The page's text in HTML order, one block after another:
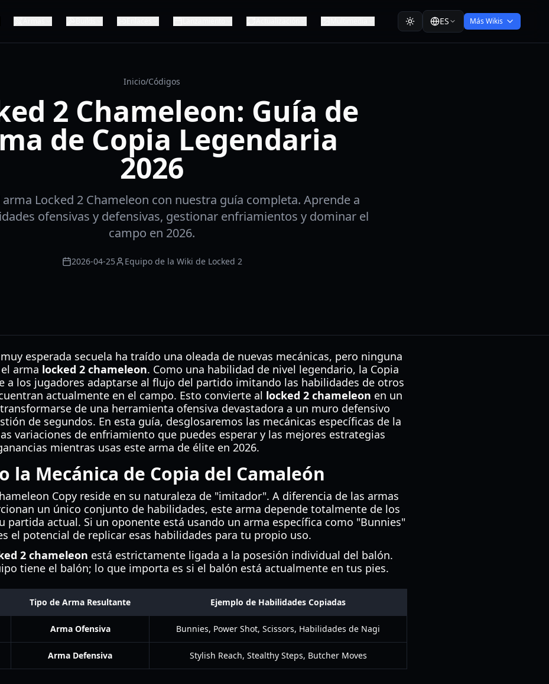
ES Más Wikis
Inicio/Códigos
2 Chameleon: Guía de
de Copia Legendaria
2026
Locked 2 Chameleon con nuestra guía completa. Aprende a
ofensivas y defensivas, gestionar enfriamientos y dominar el
campo en 2026.
2026-04-25 Equipo de la Wiki de Locked 2
esperada secuela ha traído una oleada de nuevas mecánicas, pero ninguna
arma locked 2 chameleon. Como una habilidad de nivel legendario, la Copia
a los jugadores adaptarse al flujo del partido imitando las habilidades de otros
actualmente en el campo. Esto convierte al locked 2 chameleon en un
de una herramienta ofensiva devastadora a un muro defensivo
de segundos. En esta guía, desglosaremos las mecánicas específicas de la
variaciones de enfriamiento que puedes esperar y las mejores estrategias
mientras usas este arma de élite en 2026.
la Mecánica de Copia del Camaleón
Copy reside en su naturaleza de "imitador". A diferencia de las armas
un único conjunto de habilidades, este arma depende totalmente de los
partida actual. Si un oponente está usando un arma específica como "Bunnies"
el potencial de replicar esas habilidades para tu propio uso.
2 chameleon está estrictamente ligada a la posesión individual del balón.
tiene el balón; lo que importa es si el balón está actualmente en tus pies.
Tipo de Arma Resultante Ejemplo de Habilidades Copiadas
Arma Ofensiva Bunnies, Power Shot, Scissors, Habilidades de Nagi
Arma Defensiva Stylish Reach, Stealthy Steps, Butcher Moves